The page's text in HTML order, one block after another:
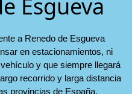
Esgueva
a Renedo de Esgueva
en estacionamientos, ni
y que siempre llegará
recorrido y larga distancia
provincias de España.